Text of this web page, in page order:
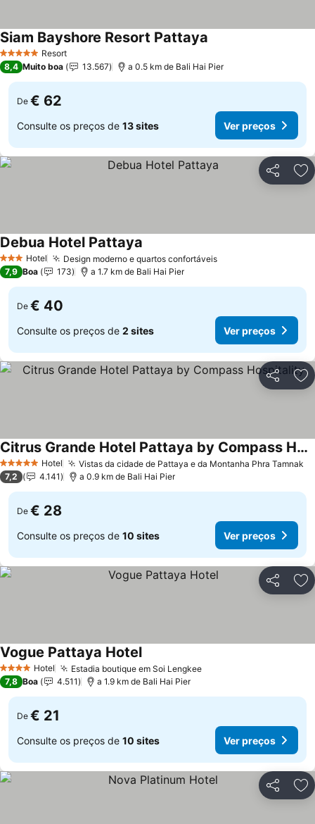
5 Estrelas Resort
Siam Bayshore Resort Pattaya
8,4 Muito boa 13.567 a 0.5 km de Bali Hai Pier
De € 62
Consulte os preços de 13 sites Ver preços
Partilhar
3 EstrelasHotel Design moderno e quartos confortáveis
Debua Hotel Pattaya
7,9 Boa 173 a 1.7 km de Bali Hai Pier
De € 40
Consulte os preços de 2 sites Ver preços
Partilhar
5 Estrelas Hotel Vistas da cidade de Pattaya e da Montanha Phra Tamnak
Citrus Grande Hotel Pattaya by Compass Hospitality
7,2 4.141 a 0.9 km de Bali Hai Pier
De € 28
Consulte os preços de 10 sites Ver preços
Partilhar
4 EstrelasHotel Estadia boutique em Soi Lengkee
Vogue Pattaya Hotel
7,8 Boa 4.511 a 1.9 km de Bali Hai Pier
De € 21
Consulte os preços de 10 sites Ver preços
Partilhar